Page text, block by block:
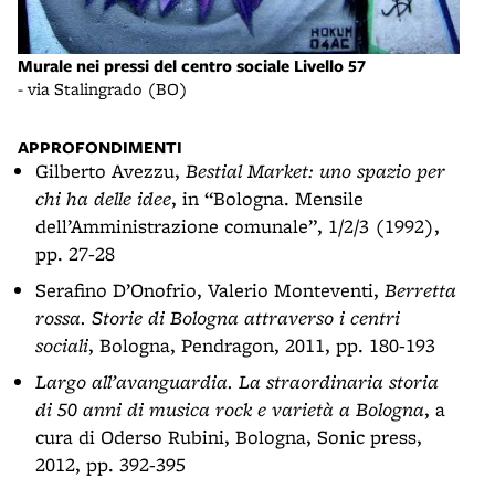
Murale nei pressi del centro sociale Livello 57
- via Stalingrado (BO)
APPROFONDIMENTI
Gilberto Avezzu, Bestial Market: uno spazio per
chi ha delle idee, in “Bologna. Mensile
dell’Amministrazione comunale”, 1/2/3 (1992),
pp. 27-28
Serafino D’Onofrio, Valerio Monteventi, Berretta
rossa. Storie di Bologna attraverso i centri
sociali, Bologna, Pendragon, 2011, pp. 180-193
Largo all’avanguardia. La straordinaria storia
di 50 anni di musica rock e varietà a Bologna, a
cura di Oderso Rubini, Bologna, Sonic press,
2012, pp. 392-395